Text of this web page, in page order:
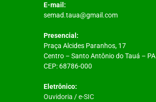
E-mail:
semad.taua@gmail.com
Presencial:
Praça Alcides Paranhos, 17
Centro – Santo Antônio do Tauá – PA
CEP: 68786-000
Eletrônico:
Ouvidoria /e-SIC